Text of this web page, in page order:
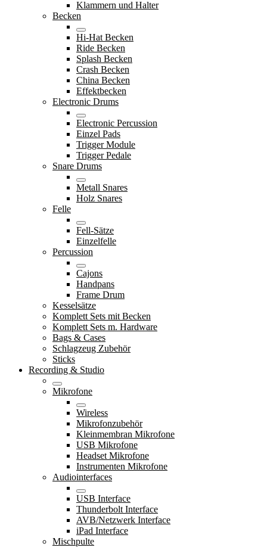
Klammern und Halter
Becken
Hi-Hat Becken
Ride Becken
Splash Becken
Crash Becken
China Becken
Effektbecken
Electronic Drums
Electronic Percussion
Einzel Pads
Trigger Module
Trigger Pedale
Snare Drums
Metall Snares
Holz Snares
Felle
Fell-Sätze
Einzelfelle
Percussion
Cajons
Handpans
Frame Drum
Kesselsätze
Komplett Sets mit Becken
Komplett Sets m. Hardware
Bags & Cases
Schlagzeug Zubehör
Sticks
Recording & Studio
Mikrofone
Wireless
Mikrofonzubehör
Kleinmembran Mikrofone
USB Mikrofone
Headset Mikrofone
Instrumenten Mikrofone
Audiointerfaces
USB Interface
Thunderbolt Interface
AVB/Netzwerk Interface
iPad Interface
Mischpulte